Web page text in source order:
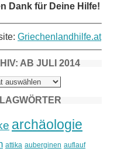
Dank für Deine Hilfe!
Griechenlandhilfe.at
AB JULI 2014
archäologie
attika auberginen auflauf